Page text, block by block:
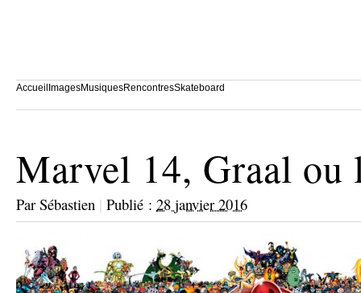
Accueil ImagesMusiquesRencontresSkateboard
Marvel 14, Graal ou
Par Sébastien | Publié : 28 janvier 2016